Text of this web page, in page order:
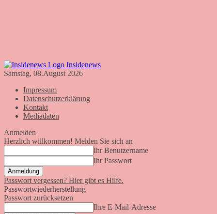
Insidenews
Samstag, 08.August 2026
Impressum
Datenschutzerklärung
Kontakt
Mediadaten
Anmelden
Herzlich willkommen! Melden Sie sich an
Ihr Benutzername
Ihr Passwort
Passwort vergessen? Hier gibt es Hilfe.
Passwortwiederherstellung
Passwort zurücksetzen
Ihre E-Mail-Adresse